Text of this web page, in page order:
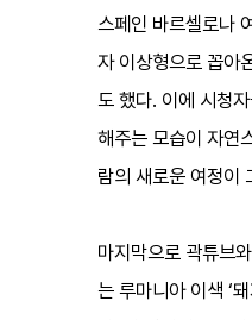
스페인 바르셀로나
자 이상형으로 꼽아
도 했다. 이에 시청
해주는 모습이 자연
람의 새로운 여정이
마지막으로 곽튜브
는 루마니아 이색 ‘